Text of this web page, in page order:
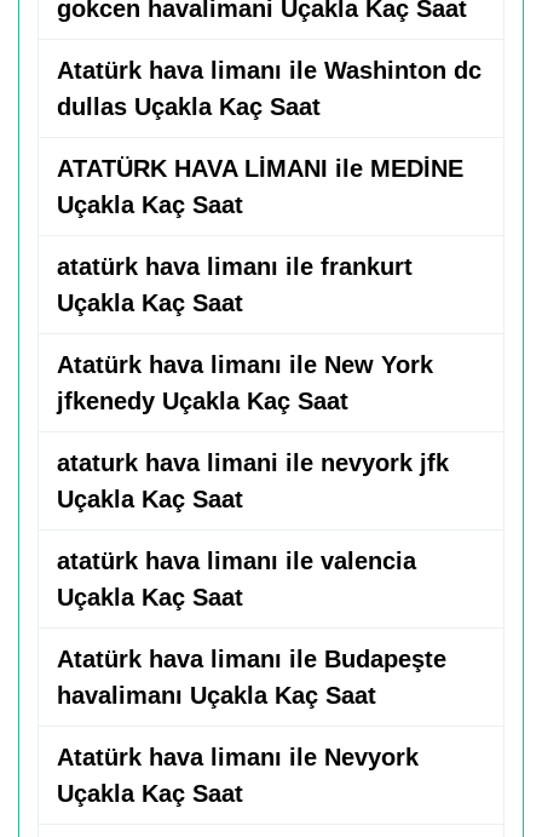
gokcen havalimani Uçakla Kaç Saat
Atatürk hava limanı ile Washinton dc
dullas Uçakla Kaç Saat
ATATÜRK HAVA LİMANI ile MEDİNE
Uçakla Kaç Saat
atatürk hava limanı ile frankurt
Uçakla Kaç Saat
Atatürk hava limanı ile New York
jfkenedy Uçakla Kaç Saat
ataturk hava limani ile nevyork jfk
Uçakla Kaç Saat
atatürk hava limanı ile valencia
Uçakla Kaç Saat
Atatürk hava limanı ile Budapeşte
havalimanı Uçakla Kaç Saat
Atatürk hava limanı ile Nevyork
Uçakla Kaç Saat